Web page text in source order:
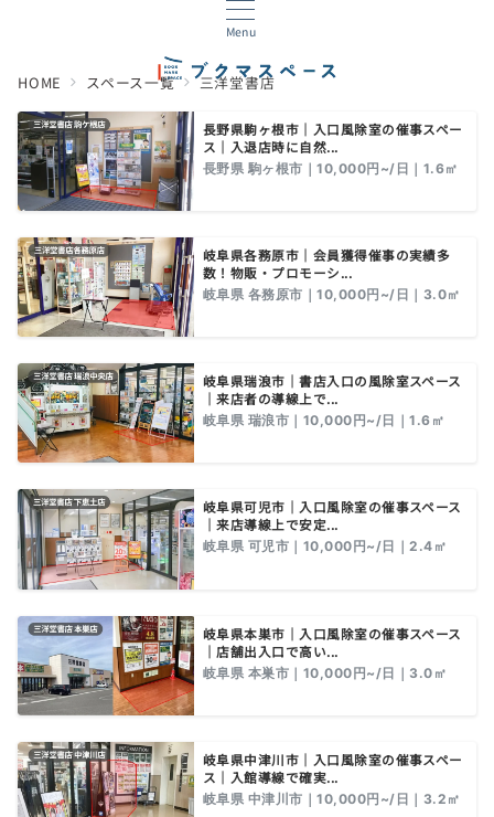
Menu
HOME スペース一覧 三洋堂書店
長野県駒ヶ根市｜入口風除室の催事スペー
ス｜入退店時に自然...
長野県 駒ヶ根市｜10,000円~/日｜1.6㎡
岐阜県各務原市｜会員獲得催事の実績多
数！物販・プロモーシ...
岐阜県 各務原市｜10,000円~/日｜3.0㎡
岐阜県瑞浪市｜書店入口の風除室スペース
｜来店者の導線上で...
岐阜県 瑞浪市｜10,000円~/日｜1.6㎡
岐阜県可児市｜入口風除室の催事スペース
｜来店導線上で安定...
岐阜県 可児市｜10,000円~/日｜2.4㎡
岐阜県本巣市｜入口風除室の催事スペース
｜店舗出入口で高い...
岐阜県 本巣市｜10,000円~/日｜3.0㎡
岐阜県中津川市｜入口風除室の催事スペー
ス｜入館導線で確実...
岐阜県 中津川市｜10,000円~/日｜3.2㎡